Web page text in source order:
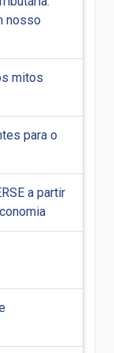
nosso
mitos
para o
a partir